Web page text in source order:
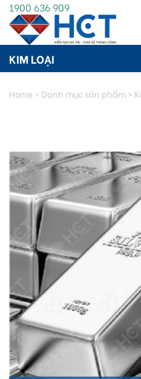
1900 636 909
KIM LOẠI
Home > Danh mục sản phẩm>